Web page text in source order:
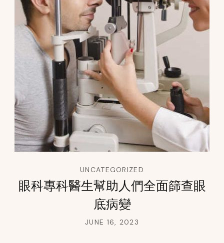
UNCATEGORIZED
眼科專科醫生幫助人們全面篩查眼
底病變
JUNE 16, 2023